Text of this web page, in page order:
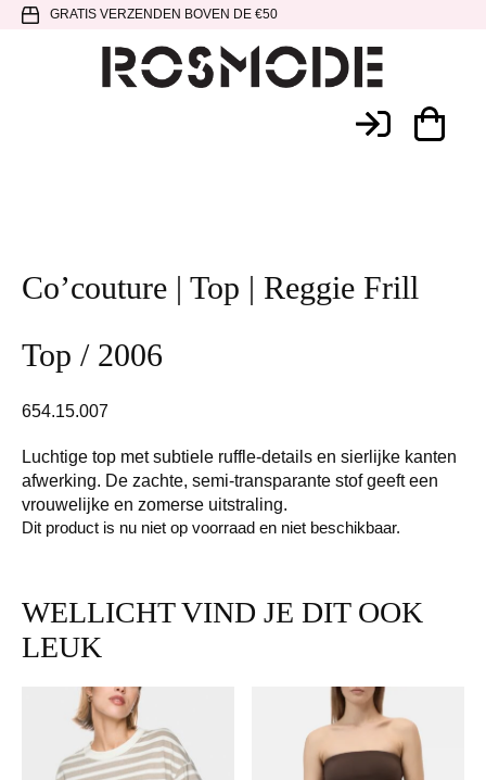
Spring
hoofdnavigatie
Door
SpringGRATIS VERZENDEN BOVEN DE €50
Co’couture | Top | Reggie Frill
Top / 2006
654.15.007
Luchtige top met subtiele ruffle-details en sierlijke kanten
afwerking. De zachte, semi-transparante stof geeft een
vrouwelijke en zomerse uitstraling.
Dit product is nu niet op voorraad en niet beschikbaar.
WELLICHT VIND JE DIT OOK
LEUK